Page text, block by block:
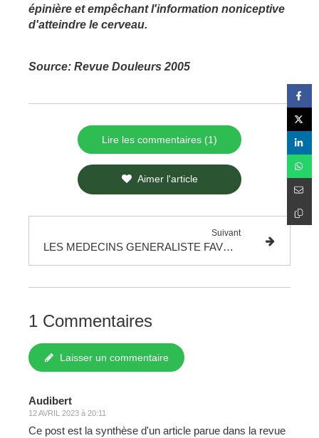
épinière et empêchant l'information noniceptive
d'atteindre le cerveau.
Source: Revue Douleurs 2005
Lire les commentaires (1)
Aimer l'article
Suivant
LES MEDECINS GENERALISTE FAVORABLE AUX PRATIQUES COMPLEMENTAIRES
1 Commentaires
Laisser un commentaire
Audibert
12 AVRIL 2023 à 20:11
Ce post est la synthèse d'un article parue dans la revue